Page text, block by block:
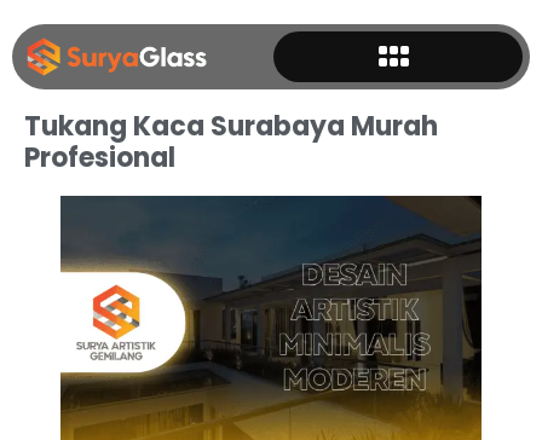
Tukang Kaca Surabaya Murah
Profesional